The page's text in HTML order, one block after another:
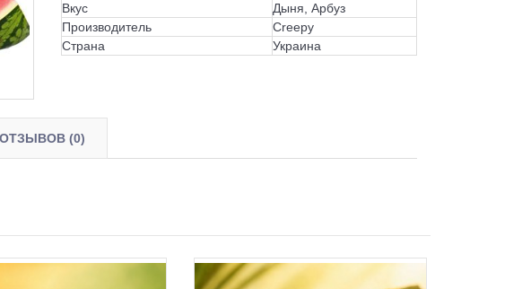
Вкус
Дыня, Арбуз
Производитель
Creepy
Страна
Украина
ОТЗЫВОВ (0)